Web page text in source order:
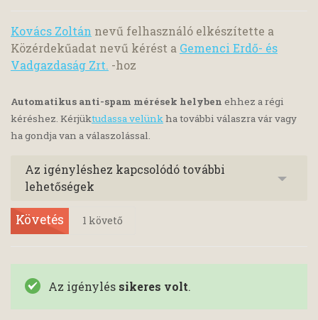
Kovács Zoltán nevű felhasználó elkészítette a
Közérdekűadat nevű kérést a Gemenci Erdő- és
Vadgazdaság Zrt. -hoz
Automatikus anti-spam mérések helyben ehhez a régi
kéréshez. Kérjüktudassa velünkha további válaszra vár vagy
ha gondja van a válaszolással.
Az igényléshez kapcsolódó további
lehetőségek
Követés 1 követő
Az igénylés sikeres volt.